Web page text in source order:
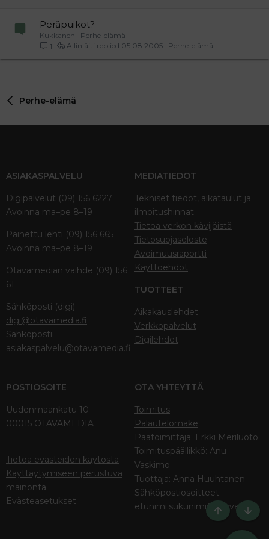
Peräpuikot?
Kukkanen
Perhe-elämä
1
Perhe-elämä
05.08.2005
Allin äiti
Perhe-elämä
ASIAKASPALVELU
Digipalvelut (09) 156 6227
Avoinna ma–pe 8–19
Painettu lehti (09) 156 665
Avoinna ma–pe 8–19
Otavamedian vaihde (09) 156
61
Sähköposti (digi)
digi@otavamedia.fi
Sähköposti
asiakaspalvelu@otavamedia.fi
MEDIATIEDOT
Tekniset tiedot, aikataulut ja
ilmoitushinnat
Tietoa verkon kävijöistä
Tietosuojaseloste
Avoimuusraportti
Käyttöehdot
TUOTTEET
Aikakauslehdet
Verkkopalvelut
Digilehdet
POSTIOSOITE
Uudenmaankatu 10
00015 OTAVAMEDIA
Tietoa evästeiden käytöstä
Käyttäytymiseen perustuva
mainonta
Evästeasetukset
OTA YHTEYTTÄ
Toimitus
Palautelomake
Päätoimittaja: Erkki Meriluoto
Toimituspäällikkö: Anu
Vaskimo
Tuottaja: Anna Huuhtanen
Sähköpostiosoitteet:
etunimi.sukunimi@otava.fi
Ylös